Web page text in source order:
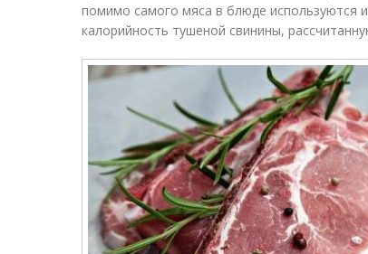
помимо самого мяса в блюде используются
калорийность тушеной свинины,